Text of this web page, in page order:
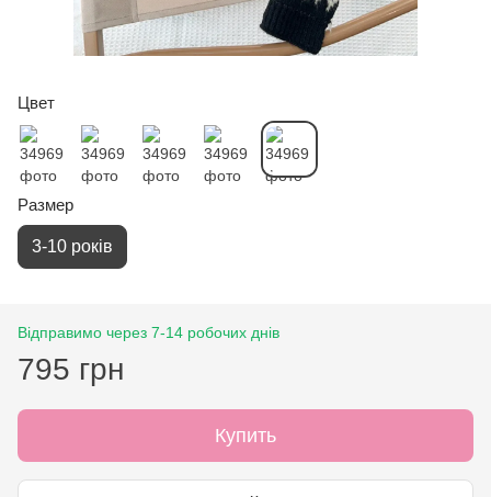
Цвет
Размер
3-10 років
Відправимо через 7-14 робочих днів
795 грн
Купить